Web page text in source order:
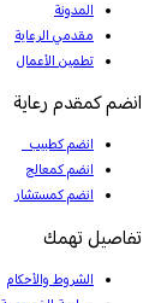
المدونة
مقدمي الرعاية
تطمين الأعمال
انضم كمقدم رعاية
انضم كطبيب
انضم كمعالج
انضم كمستشار
تفاصيل تهمك
الشروط والأحكام